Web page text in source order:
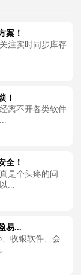
案！
注实时同步库存
！
离不开各类软件
全！
是个头疼的问
...
易...
收银软件、会
...